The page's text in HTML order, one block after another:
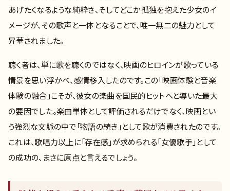
あげたくなるような純粋さ、そしてどこか孤独を抱えた少女のイ
メージが、その歌声と一体となることで、唯一無二の魅力として
昇華されました。
聴く者は、単に歌を聴くのではなく、映画のヒロインが歌っている
情景を思い浮かべ、感情移入したのです。この「映画体験と音楽
体験の融合」こそが、彼女の楽曲を国民的ヒットへと導いた最大
の要因でした。楽曲単体として評価されるだけでなく、映画とい
う強烈な文脈の中で「物語の続き」として歌が消費されたのです。
これは、歌唱力以上に「存在感」が求められる「女優歌手」として
の成功の、まさに原点と言えるでしょう。